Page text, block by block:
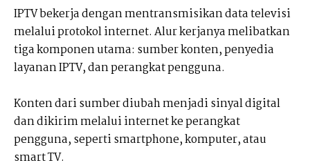
IPTV bekerja dengan mentransmisikan data televisi
melalui protokol internet. Alur kerjanya melibatkan
tiga komponen utama: sumber konten, penyedia
layanan IPTV, dan perangkat pengguna.
Konten dari sumber diubah menjadi sinyal digital
dan dikirim melalui internet ke perangkat
pengguna, seperti smartphone, komputer, atau
smart TV.